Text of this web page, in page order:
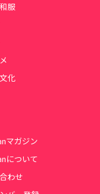
服
化
マガジン
について
わせ